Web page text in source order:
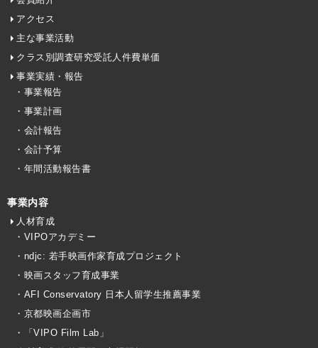
アクセス
主な事業活動
クラス別調査研究受託人件費単価
事業実績・報告
・事業報告
・事業計画
・会計報告
・会計予算
・年間活動報告書
事業内容
人材育成
・VIPOアカデミー
・ndjc: 若手映画作家育成プロジェクト
・映画スタッフ育成事業
・AFI Conservatory 日本人留学生推薦事業
・京都映画企画市
・「VIPO Film Lab」